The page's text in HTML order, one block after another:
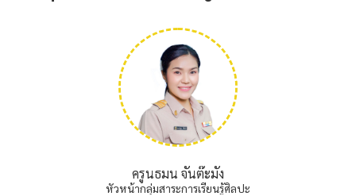
ครูนธมน จันต๊ะมัง
หัวหน้ากลุ่มสาระการเรียนรู้ศิลปะ